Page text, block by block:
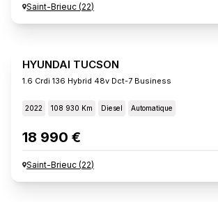
Saint-Brieuc (22)
HYUNDAI TUCSON
1.6 Crdi 136 Hybrid 48v Dct-7 Business
2022 108 930 Km Diesel Automatique
18 990 €
Saint-Brieuc (22)